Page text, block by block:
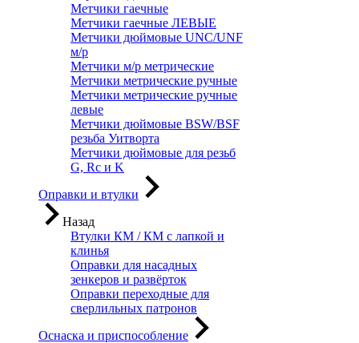
Метчики гаечные
Метчики гаечные ЛЕВЫЕ
Метчики дюймовые UNC/UNF
м/р
Метчики м/р метрические
Метчики метрические ручные
Метчики метрические ручные
левые
Метчики дюймовые BSW/BSF
резьба Уитворта
Метчики дюймовые для резьб
G, Rc и K
Оправки и втулки
Назад
Втулки КМ / КМ с лапкой и
клинья
Оправки для насадных
зенкеров и развёрток
Оправки переходные для
сверлильных патронов
Оснаска и приспособление